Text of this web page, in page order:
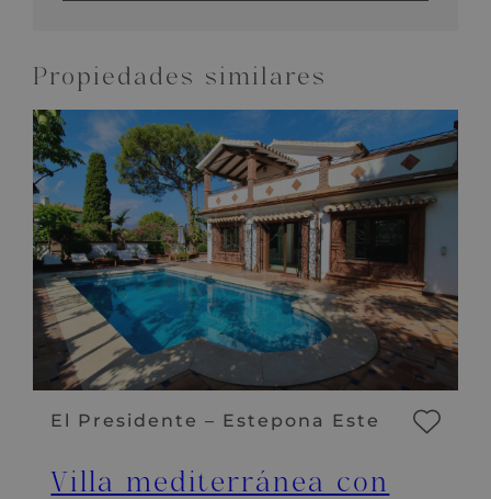
Propiedades similares
El Presidente – Estepona Este
Villa mediterránea con